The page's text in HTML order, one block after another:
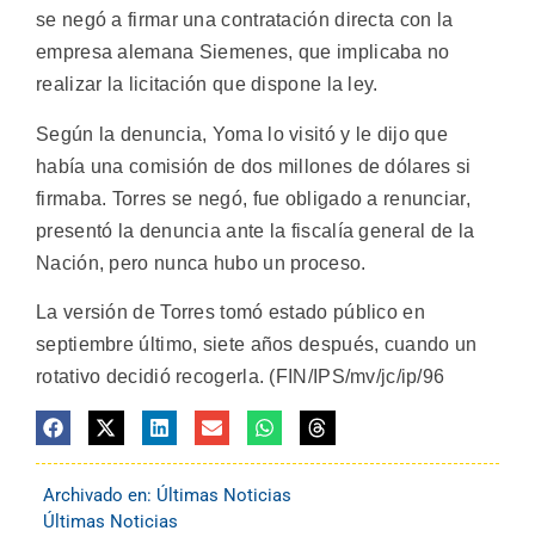
se negó a firmar una contratación directa con la
empresa alemana Siemenes, que implicaba no
realizar la licitación que dispone la ley.
Según la denuncia, Yoma lo visitó y le dijo que
había una comisión de dos millones de dólares si
firmaba. Torres se negó, fue obligado a renunciar,
presentó la denuncia ante la fiscalía general de la
Nación, pero nunca hubo un proceso.
La versión de Torres tomó estado público en
septiembre último, siete años después, cuando un
rotativo decidió recogerla. (FIN/IPS/mv/jc/ip/96
Archivado en: Últimas Noticias
Últimas Noticias